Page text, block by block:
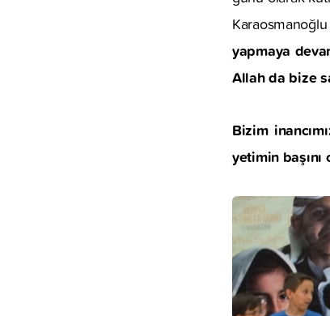
yapmaya
Allah da bize
Bizim
yetimin